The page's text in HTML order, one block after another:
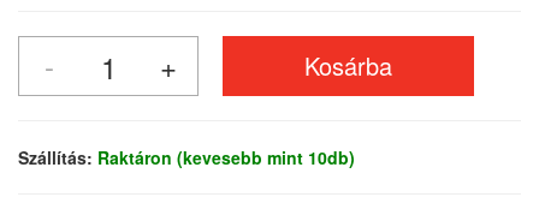
Szállítás: Raktáron (kevesebb mint 10db)